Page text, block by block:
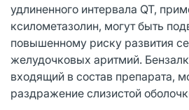
удлиненного интервала QT,
ксилометазолин, могут быть
повышенному риску развития
желудочковых аритмий.
входящий в состав препарата,
раздражение слизистой